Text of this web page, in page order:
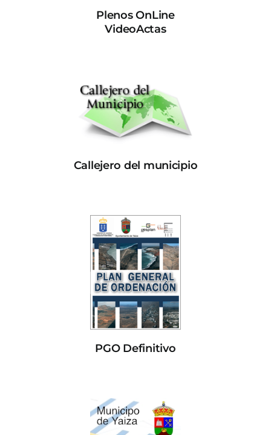
Plenos OnLine
VideoActas
Callejero del municipio
PGO Definitivo